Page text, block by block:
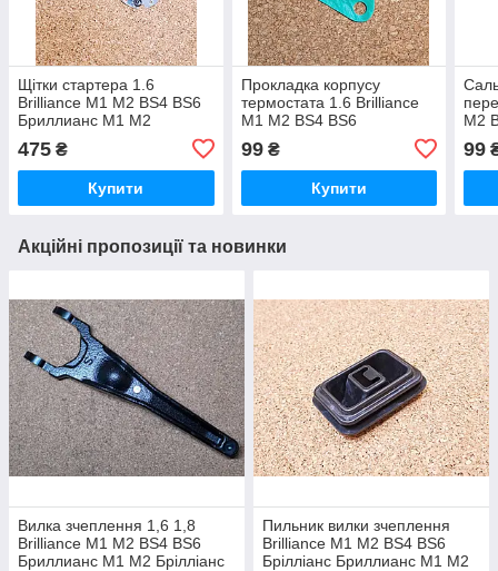
Щітки стартера 1.6
Brilliance M1 M2 BS4 BS6
Бриллианс М1 М2
475 ₴
Купити
Прокладка корпусу
термостата 1.6 Brilliance
M1 M2 BS4 BS6
Брілліанс
99₴
Купити
M2
99
Акційні пропозиції та новинки
Вилка зчеплення 1,6 1,8
Brilliance M1 M2 BS4 BS6
Бриллианс М1 М2 Брілліанс
Пильник вилки зчеплення
Brilliance M1 M2 BS4 BS6
Брілліанс Бриллианс М1 М2